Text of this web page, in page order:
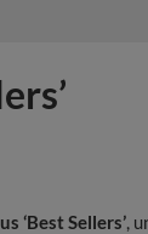
‘Best Sellers’,